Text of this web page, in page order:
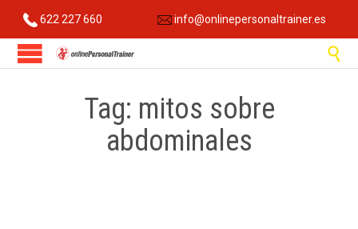
622 227 660 info@onlinepersonaltrainer.es

Tag: mitos sobre
abdominales